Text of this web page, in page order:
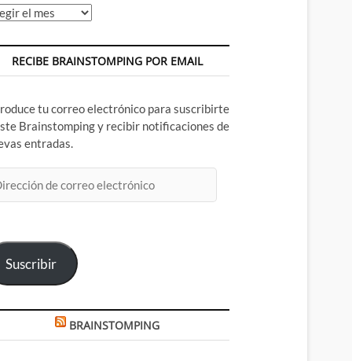
RECIBE BRAINSTOMPING POR EMAIL
tu correo electrónico para suscribirte
Brainstomping y recibir notificaciones de
entradas.
Suscribir
BRAINSTOMPING